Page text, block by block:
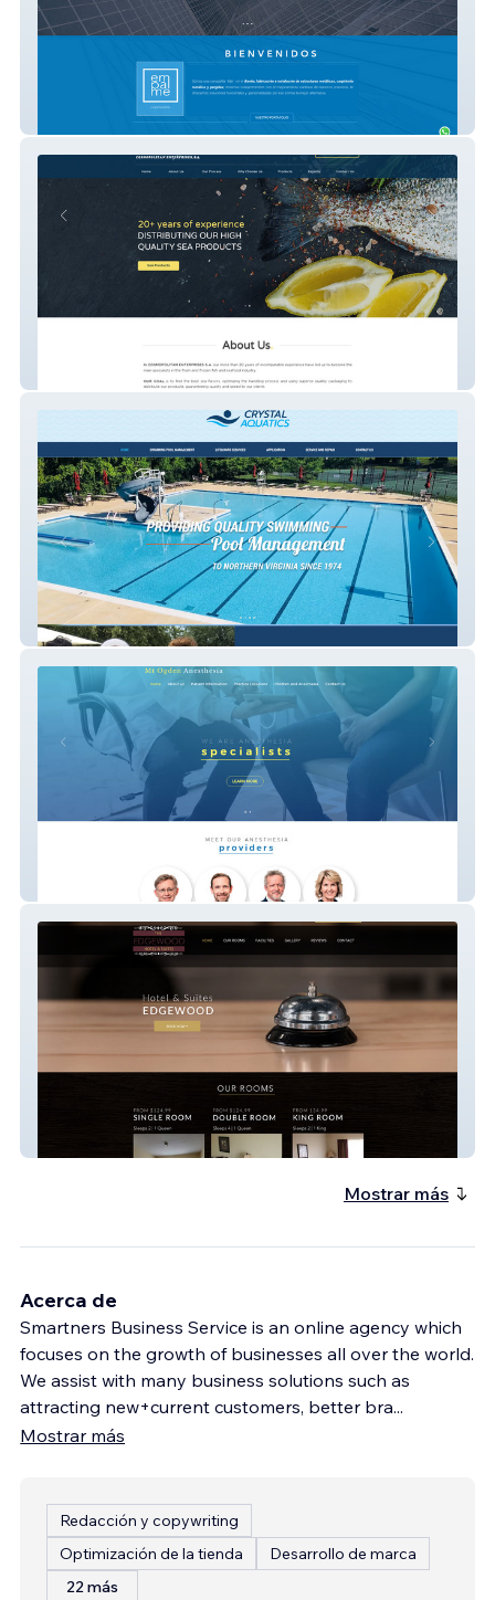
Grupo Empalme
Crystal Aquatics
Mt Ogden Anesthesia
Edgewood Hotel
Mostrar más
Acerca de
Smartners Business Service is an online agency which
focuses on the growth of businesses all over the world.
We assist with many business solutions such as
attracting new+current customers, better bra...
Mostrar más
Redacción y copywriting
Optimización de la tienda
Desarrollo de marca
22 más